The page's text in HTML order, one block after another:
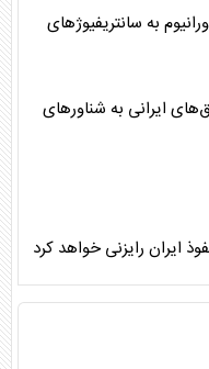
به سانتریفیوژ‌های
ایرانی به شناور‌های
ایران رایزنی خواهد کرد